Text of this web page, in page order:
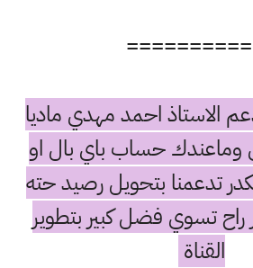
الاستاذ احمد مهدي ماديا
وماعندك حساب باي بال او
تدعمنا بتحويل رصيد حته
دينار راح تسوي فضل كبير بتطوير
القناة